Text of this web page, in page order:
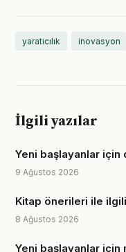
yaratıcılık inovasyon
İlgili yazılar
Yeni başlayanlar
9 Ağustos 2026
Kitap önerileri ile
8 Ağustos 2026
Yeni başlayanlar için